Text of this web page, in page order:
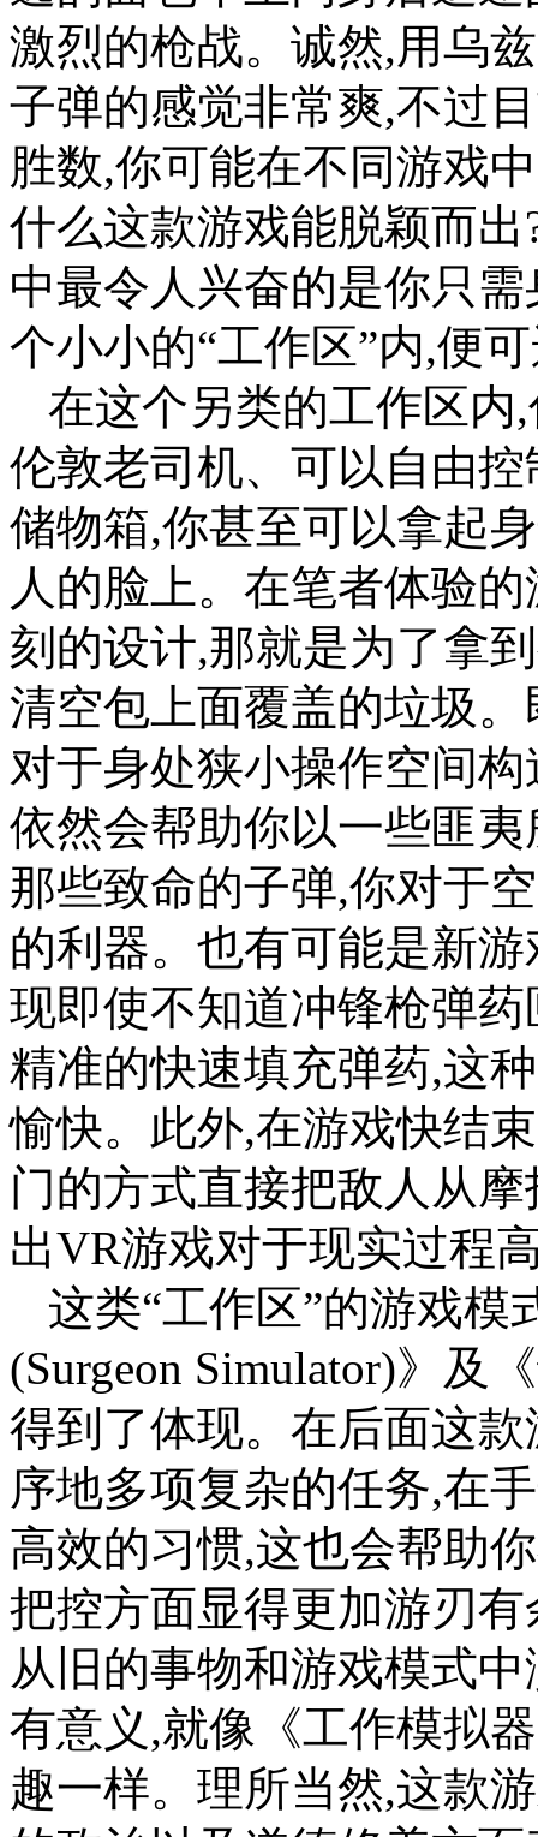
激烈的枪战。诚然,用乌
子弹的感觉非常爽,不过
胜数,你可能在不同游戏
什么这款游戏能脱颖而
中最令人兴奋的是你只
个小小的“工作区”内,便
在这个另类的工作区内
伦敦老司机、可以自由
储物箱,你甚至可以拿起
人的脸上。在笔者体验
刻的设计,那就是为了拿
清空包上面覆盖的垃圾
对于身处狭小操作空间
依然会帮助你以一些匪
那些致命的子弹,你对于
的利器。也有可能是新
现即使不知道冲锋枪弹
精准的快速填充弹药,这
愉快。此外,在游戏快结
门的方式直接把敌人从
出VR游戏对于现实过程
这类“工作区”的游戏
(Surgeon Simulator)》及
得到了体现。在后面这
序地多项复杂的任务,在
高效的习惯,这也会帮助
把控方面显得更加游刃
从旧的事物和游戏模式
有意义,就像《工作模拟
趣一样。理所当然,这款